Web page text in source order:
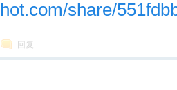
hot.com/share/
回复